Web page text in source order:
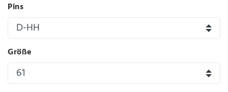
Pins
Größe